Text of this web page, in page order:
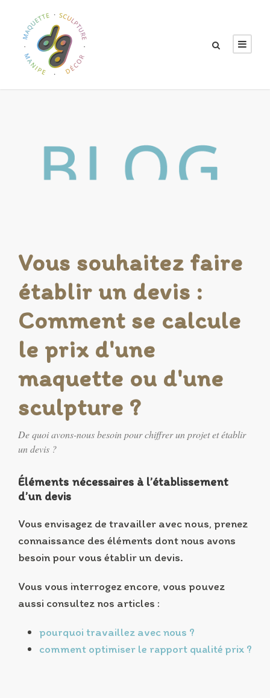
Vous souhaitez faire
établir un devis :
Comment se calcule
le prix d'une
maquette ou d'une
sculpture ?
De quoi avons-nous besoin pour chiffrer un projet et établir
un devis ?
Éléments nécessaires à l’établissement
d’un devis
Vous envisagez de travailler avec nous, prenez
connaissance des éléments dont nous avons
besoin pour vous établir un devis.
Vous vous interrogez encore, vous pouvez
aussi consultez nos articles :
pourquoi travaillez avec nous ?
comment optimiser le rapport qualité prix ?